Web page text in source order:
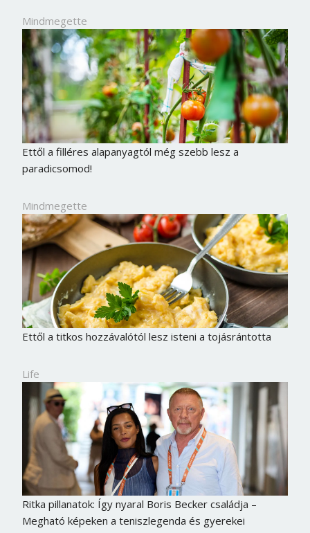
Mindmegette
Ettől a filléres alapanyagtól még szebb lesz a
paradicsomod!
Mindmegette
Ettől a titkos hozzávalótól lesz isteni a tojásrántotta
Life
Ritka pillanatok: Így nyaral Boris Becker családja –
Megható képeken a teniszlegenda és gyerekei